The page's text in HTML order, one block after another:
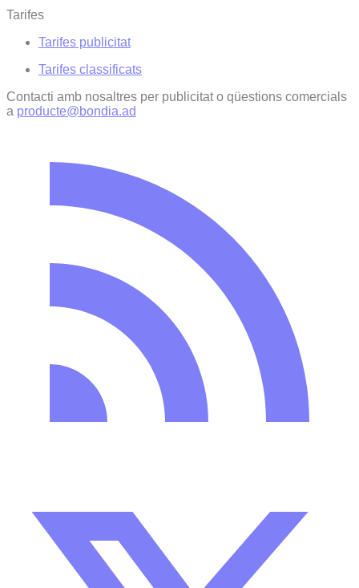
Tarifes
Tarifes publicitat
Tarifes classificats
Contacti amb nosaltres per publicitat o qüestions comercials
a producte@bondia.ad